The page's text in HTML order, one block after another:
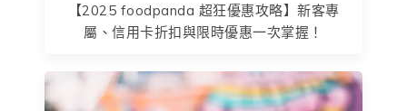
【2025 foodpanda 超狂優惠攻略】新客專
屬、信用卡折扣與限時優惠一次掌握！